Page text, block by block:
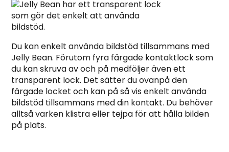
Du kan enkelt använda bildstöd tillsammans med
Jelly Bean. Förutom fyra färgade kontaktlock som
du kan skruva av och på medföljer även ett
transparent lock. Det sätter du ovanpå den
färgade locket och kan på så vis enkelt använda
bildstöd tillsammans med din kontakt. Du behöver
alltså varken klistra eller tejpa för att hålla bilden
på plats.